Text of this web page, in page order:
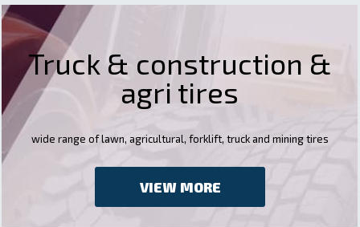
Truck & construction &
agri tires
wide range of lawn, agricultural, forklift, truck and mining tires
VIEW MORE